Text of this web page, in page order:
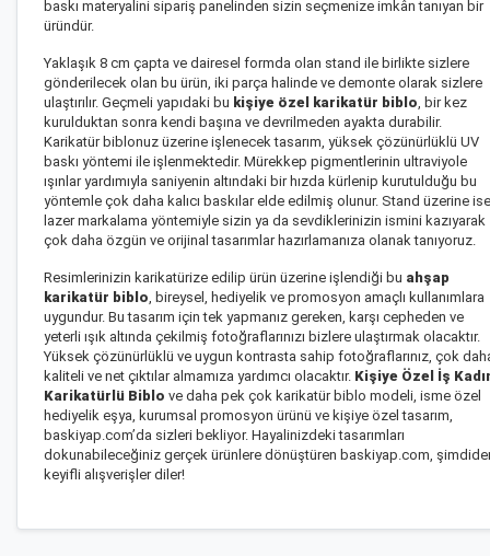
baskı materyalini sipariş panelinden sizin seçmenize imkân tanıyan bir
üründür.
Yaklaşık 8 cm çapta ve dairesel formda olan stand ile birlikte sizlere
gönderilecek olan bu ürün, iki parça halinde ve demonte olarak sizlere
ulaştırılır. Geçmeli yapıdaki bu kişiye özel karikatür biblo , bir kez
kurulduktan sonra kendi başına ve devrilmeden ayakta durabilir.
Karikatür biblonuz üzerine işlenecek tasarım, yüksek çözünürlüklü UV
baskı yöntemi ile işlenmektedir. Mürekkep pigmentlerinin ultraviyole
ışınlar yardımıyla saniyenin altındaki bir hızda kürlenip kurutulduğu bu
yöntemle çok daha kalıcı baskılar elde edilmiş olunur. Stand üzerine ise
lazer markalama yöntemiyle sizin ya da sevdiklerinizin ismini kazıyarak
çok daha özgün ve orijinal tasarımlar hazırlamanıza olanak tanıyoruz.
Resimlerinizin karikatürize edilip ürün üzerine işlendiği bu ahşap
karikatür biblo , bireysel, hediyelik ve promosyon amaçlı kullanımlara
uygundur. Bu tasarım için tek yapmanız gereken, karşı cepheden ve
yeterli ışık altında çekilmiş fotoğraflarınızı bizlere ulaştırmak olacaktır.
Yüksek çözünürlüklü ve uygun kontrasta sahip fotoğraflarınız, çok
kaliteli ve net çıktılar almamıza yardımcı olacaktır. Kişiye Özel İş
Karikatürlü Biblo ve daha pek çok karikatür biblo modeli, isme özel
hediyelik eşya, kurumsal promosyon ürünü ve kişiye özel tasarım,
baskiyap.com’da sizleri bekliyor. Hayalinizdeki tasarımları
dokunabileceğiniz gerçek ürünlere dönüştüren baskiyap.com,
keyifli alışverişler diler!